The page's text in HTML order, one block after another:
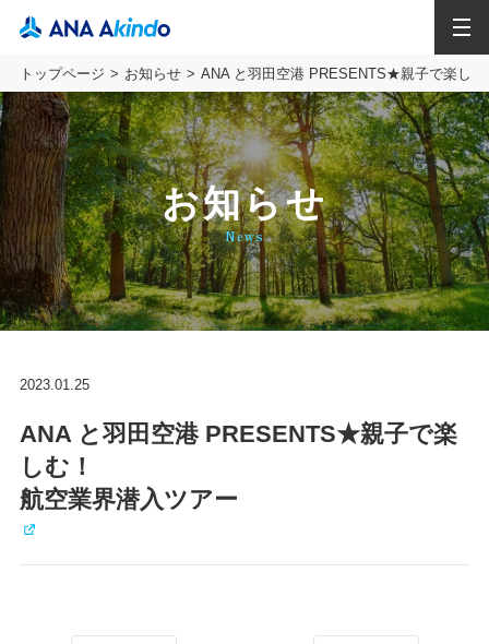
トップページ お知らせ ANA と羽田空港 PRESENTS★親子で楽しむ
お知らせ
News
2023.01.25
ANA と羽田空港 PRESENTS★親子で楽
しむ！
航空業界潜入ツアー